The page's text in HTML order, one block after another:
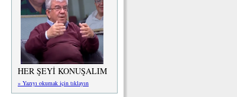
HER ŞEYİ KONUŞALIM
» Yazıyı okumak için tıklayın